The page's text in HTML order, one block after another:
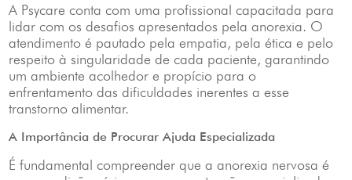
A Psycare conta com uma profissional capacitada para
lidar com os desafios apresentados pela anorexia. O
atendimento é pautado pela empatia, pela ética e pelo
respeito à singularidade de cada paciente, garantindo
um ambiente acolhedor e propício para o
enfrentamento das dificuldades inerentes a esse
transtorno alimentar.
A Importância de Procurar Ajuda Especializada
É fundamental compreender que a anorexia nervosa é